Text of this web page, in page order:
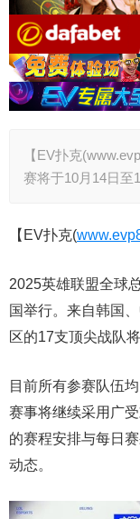
【EV扑克
赛将于10月14日
【EV扑克(
2025英雄联盟全球
国举行。来自韩国
区的17支顶尖战队
目前所有参赛队伍
赛事将继续采用广
的赛程安排与每日
动态。